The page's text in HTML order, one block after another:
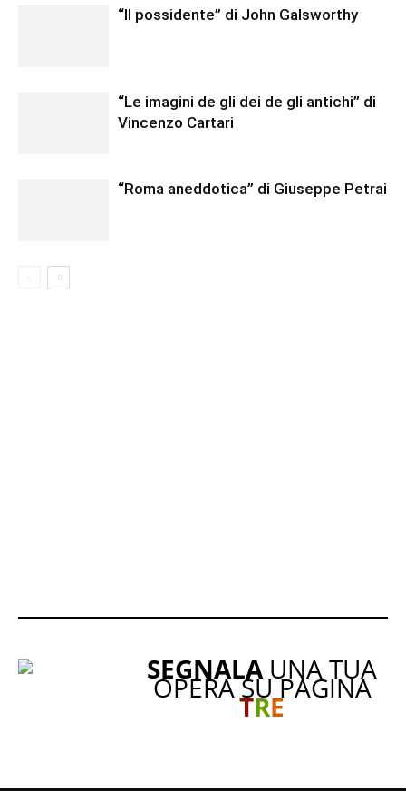
“Il possidente” di John Galsworthy
“Le imagini de gli dei de gli antichi” di
Vincenzo Cartari
“Roma aneddotica” di Giuseppe Petrai
SEGNALAUNA TUA
OPERA SU PAGINA
TRE